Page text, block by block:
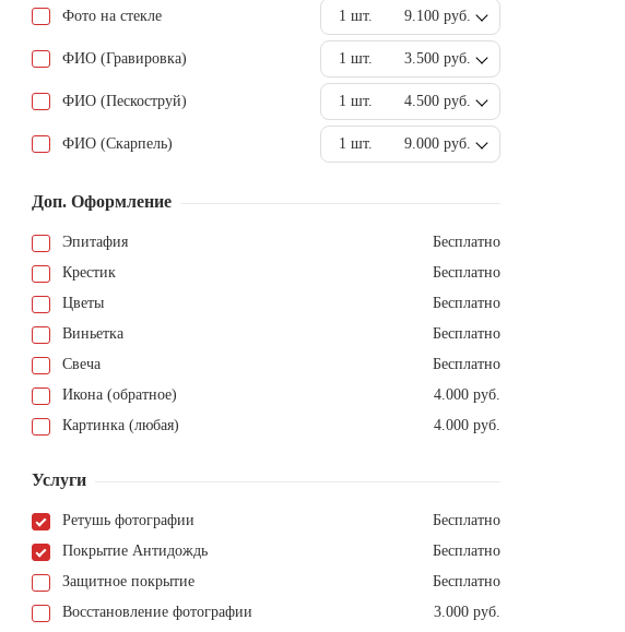
Фото на стекле 1 шт. 9.100 руб.
ФИО (Гравировка) 1 шт. 3.500 руб.
ФИО (Пескоструй) 1 шт. 4.500 руб.
ФИО (Скарпель) 1 шт. 9.000 руб.
Доп. Оформление
Эпитафия
Бесплатно
Крестик
Бесплатно
Цветы
Бесплатно
Виньетка
Бесплатно
Свеча
Бесплатно
Икона (обратное)
4.000 руб.
Картинка (любая)
4.000 руб.
Услуги
Ретушь фотографии
Бесплатно
Покрытие Антидождь
Бесплатно
Защитное покрытие
Бесплатно
Восстановление фотографии
3.000 руб.